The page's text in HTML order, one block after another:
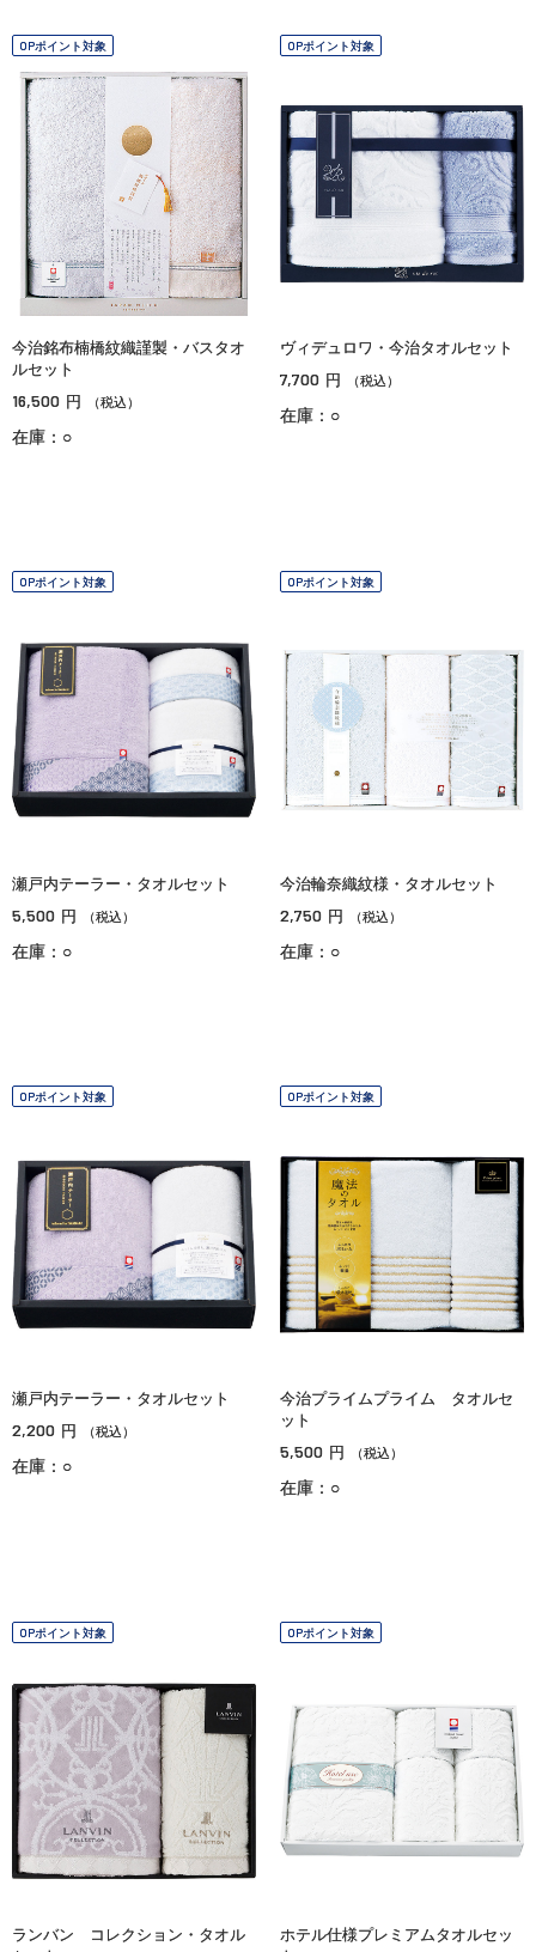
OPポイント対象
今治銘布楠橋紋織謹製・バスタオ
ルセット
16,500 円 （税込）
在庫：○
OPポイント対象
ヴィデュロワ・今治タオルセット
7,700 円 （税込）
在庫：○
OPポイント対象
瀬戸内テーラー・タオルセット
5,500 円 （税込）
在庫：○
OPポイント対象
今治輪奈織紋様・タオルセット
2,750 円 （税込）
在庫：○
OPポイント対象
瀬戸内テーラー・タオルセット
2,200 円 （税込）
在庫：○
OPポイント対象
今治プライムプライム タオルセ
ット
5,500 円 （税込）
在庫：○
OPポイント対象
ランバン コレクション・タオル
OPポイント対象
ホテル仕様プレミアムタオルセッ